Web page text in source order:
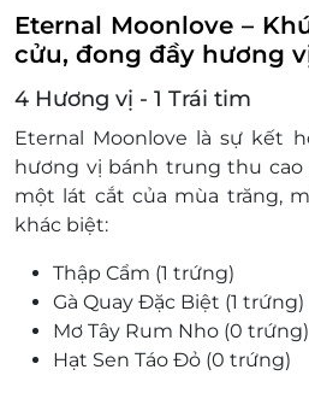
thành tiền mặt, không trả
Không áp dụng đồng
khuyến mại khác
Voucher chưa bao gồm phí
tặng đến khách hàng.
Eternal Moonlove –
cửu, đong đầy hương
4 Hương vị - 1 Trái tim
Eternal Moonlove là sự kết
hương vị bánh trung thu cao
một lát cắt của mùa trăng,
khác biệt:
Thập Cẩm (1 trứng)
Gà Quay Đặc Biệt (1 trứng)
Mơ Tây Rum Nho (0 trứng)
Hạt Sen Táo Đỏ (0 trứng)